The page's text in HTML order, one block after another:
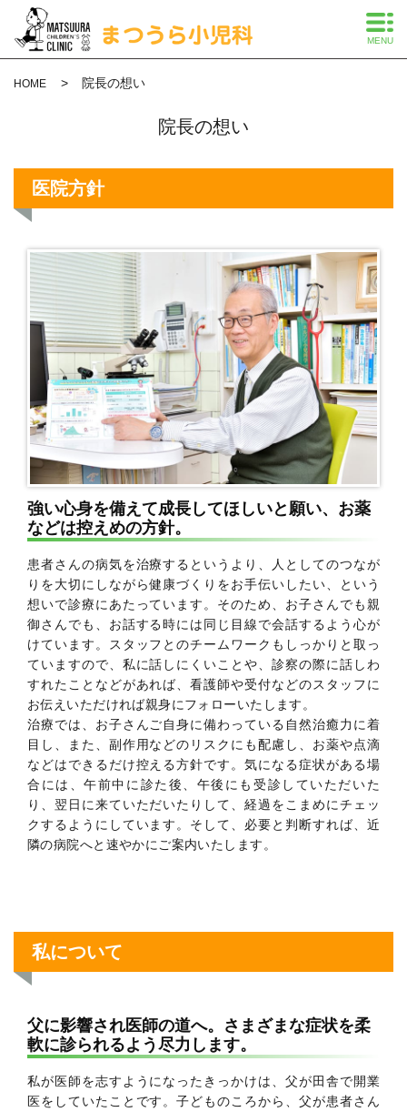
MENU
HOME 院長の想い
院長の想い
医院方針
強い心身を備えて成長してほしいと願い、お薬
などは控えめの方針。
患者さんの病気を治療するというより、人としてのつなが
りを大切にしながら健康づくりをお手伝いしたい、という
想いで診療にあたっています。そのため、お子さんでも親
御さんでも、お話する時には同じ目線で会話するよう心が
けています。スタッフとのチームワークもしっかりと取っ
ていますので、私に話しにくいことや、診察の際に話しわ
すれたことなどがあれば、看護師や受付などのスタッフに
お伝えいただければ親身にフォローいたします。
治療では、お子さんご自身に備わっている自然治癒力に着
目し、また、副作用などのリスクにも配慮し、お薬や点滴
などはできるだけ控える方針です。気になる症状がある場
合には、午前中に診た後、午後にも受診していただいた
り、翌日に来ていただいたりして、経過をこまめにチェッ
クするようにしています。そして、必要と判断すれば、近
隣の病院へと速やかにご案内いたします。
私について
父に影響され医師の道へ。さまざまな症状を柔
軟に診られるよう尽力します。
私が医師を志すようになったきっかけは、父が田舎で開業
医をしていたことです。子どものころから、父が患者さん